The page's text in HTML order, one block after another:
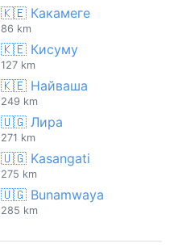
🇰🇪 Какамеге
86 km
🇰🇪 Кисуму
127 km
🇰🇪 Найваша
249 km
🇺🇬 Лира
271 km
🇺🇬 Kasangati
275 km
🇺🇬 Bunamwaya
285 km